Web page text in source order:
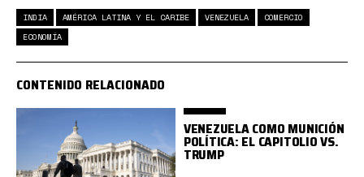
INDIA AMÉRICA LATINA Y EL CARIBE VENEZUELA
COMERCIO
ECONOMÍA
CONTENIDO RELACIONADO
VENEZUELA COMO MUNICIÓN
POLÍTICA: EL CAPITOLIO VS.
TRUMP